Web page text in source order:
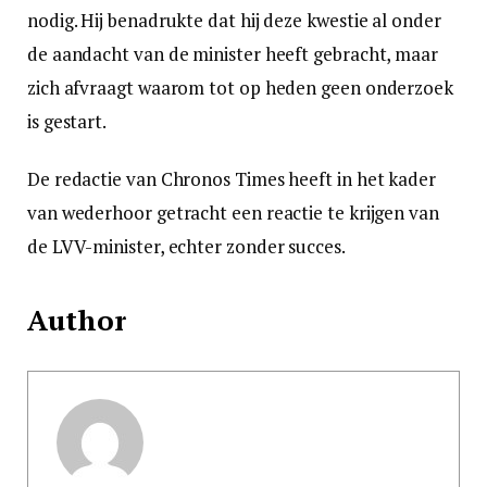
nodig. Hij benadrukte dat hij deze kwestie al onder
de aandacht van de minister heeft gebracht, maar
zich afvraagt waarom tot op heden geen onderzoek
is gestart.
De redactie van Chronos Times heeft in het kader
van wederhoor getracht een reactie te krijgen van
de LVV-minister, echter zonder succes.
Author